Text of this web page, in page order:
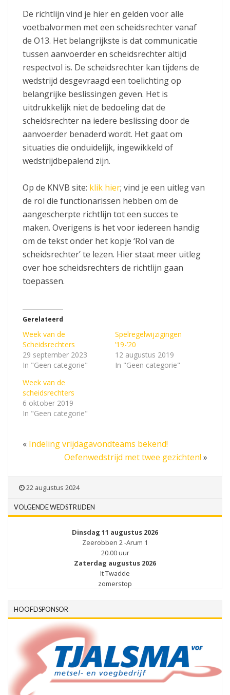
De richtlijn vind je hier en gelden voor alle
voetbalvormen met een scheidsrechter vanaf
de O13. Het belangrijkste is dat communicatie
tussen aanvoerder en scheidsrechter altijd
respectvol is. De scheidsrechter kan tijdens de
wedstrijd desgevraagd een toelichting op
belangrijke beslissingen geven. Het is
uitdrukkelijk niet de bedoeling dat de
scheidsrechter na iedere beslissing door de
aanvoerder benaderd wordt. Het gaat om
situaties die onduidelijk, ingewikkeld of
wedstrijdbepalend zijn.
Op de KNVB site: klik hier; vind je een uitleg van
de rol die functionarissen hebben om de
aangescherpte richtlijn tot een succes te
maken. Overigens is het voor iedereen handig
om de tekst onder het kopje ‘Rol van de
scheidsrechter’ te lezen. Hier staat meer uitleg
over hoe scheidsrechters de richtlijn gaan
toepassen.
Gerelateerd
Week van de
Scheidsrechters
29 september 2023
In "Geen categorie"
Spelregelwijzigingen
’19-’20
12 augustus 2019
In "Geen categorie"
Week van de
scheidsrechters
6 oktober 2019
In "Geen categorie"
« Indeling vrijdagavondteams bekend!
Oefenwedstrijd met twee gezichten! »
22 augustus 2024
VOLGENDE WEDSTRIJDEN
Dinsdag 11 augustus 2026
Zeerobben 2 -Arum 1
20.00 uur
Zaterdag augustus 2026
It Twadde
zomerstop
HOOFDSPONSOR